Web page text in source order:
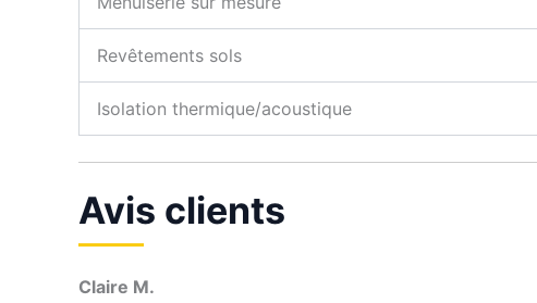
Revêtements sols
Isolation thermique/acoustique
Avis clients
Claire M.